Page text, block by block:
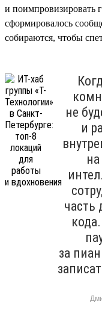
и поимпровизировать
сформировалось
собираются, чтобы
не
и
часть
за